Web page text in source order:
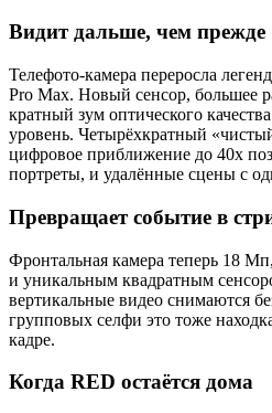
Видит дальше, чем прежде
Телефото-камера переросла
Pro Max. Новый сенсор, большее
кратный зум оптического
уровень. Четырёхкратный
цифровое приближение до 40х
портреты, и удалённые сцены с
Превращает событие в
Фронтальная камера теперь 18
и уникальным квадратным
вертикальные видео снимаются
групповых селфи это тоже
кадре.
Когда RED остаётся дома